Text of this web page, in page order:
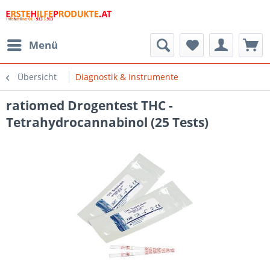
Menü
Übersicht Diagnostik & Instrumente
ratiomed Drogentest THC -
Tetrahydrocannabinol (25 Tests)